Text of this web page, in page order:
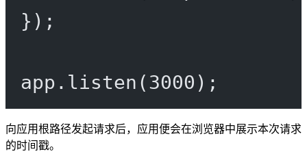
});
app. listen (3000 );
向应用根路径发起请求后，应用便会在浏览器中展示本次请求
的时间戳。